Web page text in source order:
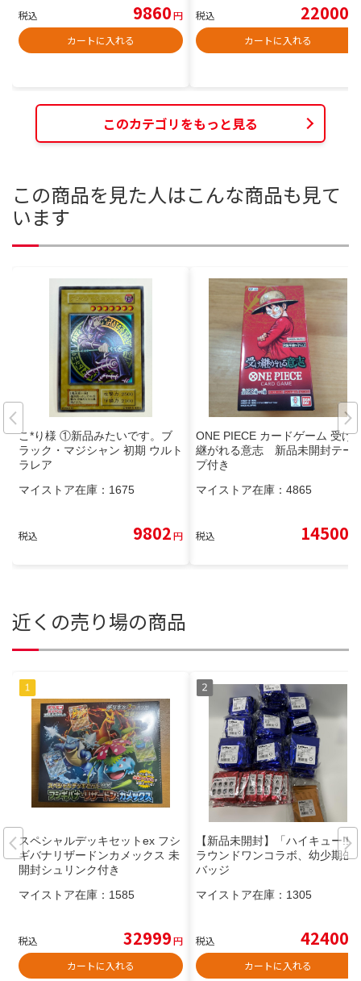
税込 9860円
カートに入れる
税込 22000
カートに入れる
このカテゴリをもっと見る
この商品を見た人はこんな商品も見て
います
こ*り様 ①新品みたいです。ブ
ラック・マジシャン 初期 ウルト
ラレア
マイストア在庫： 1675
税込 9802円
ONE PIECE カードゲーム 受け
継がれる意志 新品未開封テー
プ付き
マイストア在庫： 4865
税込 14500
近くの売り場の商品
スペシャルデッキセットex フシ
ギバナリザードンカメックス 未
開封シュリンク付き
マイストア在庫： 1585
税込 32999円
カートに入れる
【新品未開封】「ハイキュー!!」
ラウンドワンコラボ、幼少期缶
バッジ
マイストア在庫： 1305
税込 42400
カートに入れる